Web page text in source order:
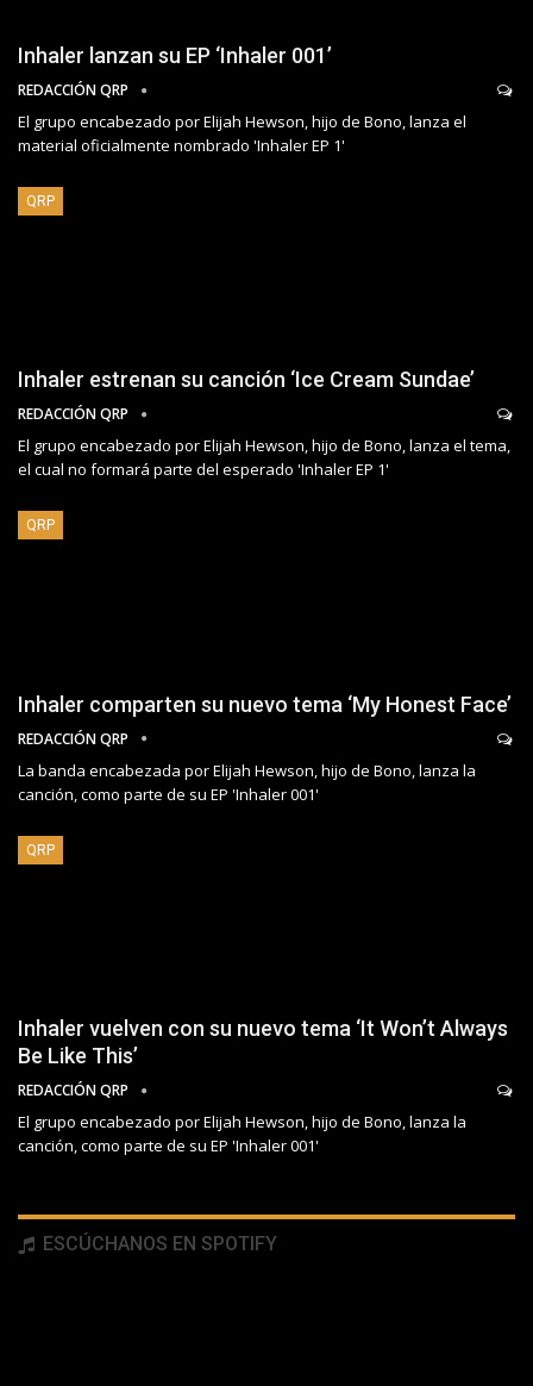
Inhaler lanzan su EP ‘Inhaler 001’
REDACCIÓN QRP
El grupo encabezado por Elijah Hewson, hijo de Bono, lanza el
material oficialmente nombrado 'Inhaler EP 1'
QRP
Inhaler estrenan su canción ‘Ice Cream Sundae’
REDACCIÓN QRP
El grupo encabezado por Elijah Hewson, hijo de Bono, lanza el tema,
el cual no formará parte del esperado 'Inhaler EP 1'
QRP
Inhaler comparten su nuevo tema ‘My Honest Face’
REDACCIÓN QRP
La banda encabezada por Elijah Hewson, hijo de Bono, lanza la
canción, como parte de su EP 'Inhaler 001'
QRP
Inhaler vuelven con su nuevo tema ‘It Won’t Always
Be Like This’
REDACCIÓN QRP
El grupo encabezado por Elijah Hewson, hijo de Bono, lanza la
canción, como parte de su EP 'Inhaler 001'
ESCÚCHANOS EN SPOTIFY